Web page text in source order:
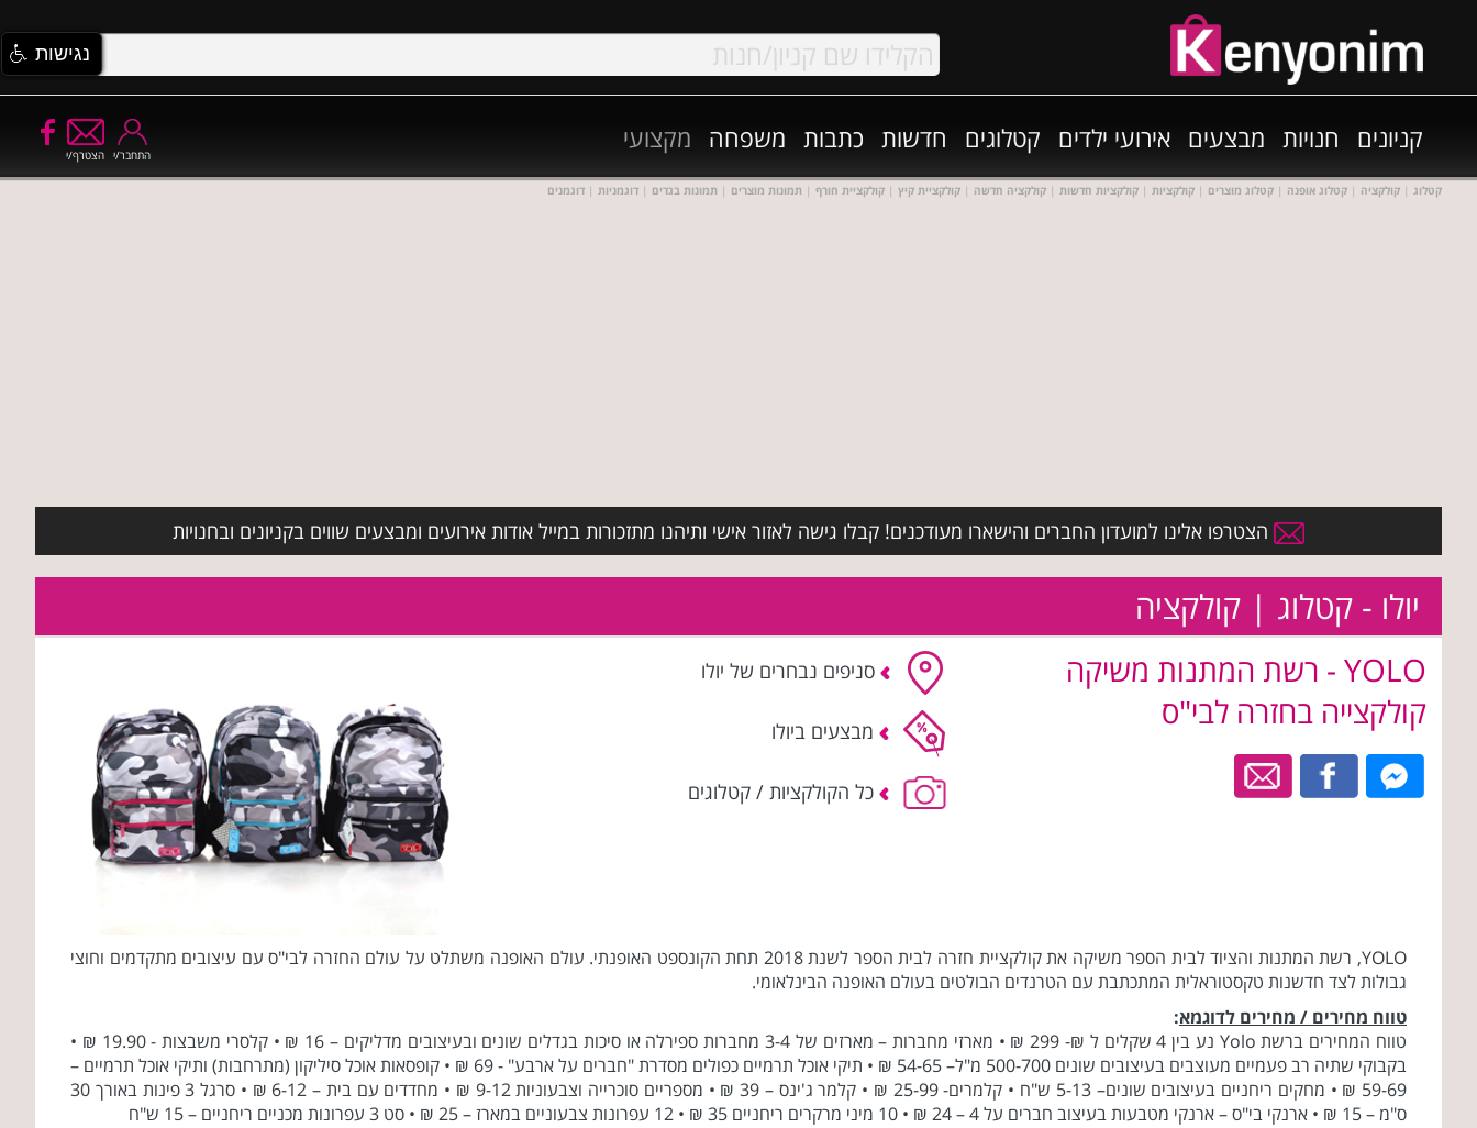
קניונים חנויות מבצעים אירועי ילדים קטלוגים חדשות כתבות משפחה מקצועי
הצטרף/י התחבר/י
קטלוג | קולקציה | קטלוג אופנה | קטלוג מוצרים | קולקציות | קולקציות חדשות | קולקציה חדשה | קולקציית קיץ | קולקציית חורף | תמונות מוצרים | תמונות בגדים | דוגמניות | דוגמנים
הצטרפו אלינו למועדון החברים והישארו מעודכנים! קבלו גישה לאזור אישי ותיהנו מתזכורות במייל אודות אירועים ומבצעים שווים בקניונים ובחנויות
יולו - קטלוג | קולקציה
YOLO - רשת המתנות משיקה
קולקצייה בחזרה לבי"ס
סניפים נבחרים של יולו
מבצעים ביולו
כל הקולקציות / קטלוגים
YOLO, רשת המתנות והציוד לבית הספר משיקה את קולקציית חזרה לבית הספר לשנת 2018 תחת הקונספט האופנתי. עולם האופנה משתלט על עולם החזרה לבי"ס עם עיצובים מתקדמים וחוצי
גבולות לצד חדשנות טקסטוראלית המתכתבת עם הטרנדים הבולטים בעולם האופנה הבינלאומי.
טווח מחירים / מחירים לדוגמא:
טווח המחירים ברשת Yolo נע בין 4 שקלים ל ₪- 299 ₪ • מארזי מחברות – מארזים של 3-4 מחברות ספירלה או סיכות בגדלים שונים ובעיצובים מדליקים – 16 ₪ • קלסרי משבצות - 19.90 ₪ •
בקבוקי שתיה רב פעמיים מעוצבים בעיצובים שונים 500-700 מ"ל– 54-65 ₪ • תיקי אוכל תרמיים כפולים מסדרת "חברים על ארבע" - 69 ₪ • קופסאות אוכל סיליקון (מתרחבות) ותיקי אוכל תרמיים –
59-69 ₪ • מחקים ריחניים בעיצובים שונים– 5-13 ש"ח • קלמרים- 25-99 ₪ • קלמר ג'ינס – 39 ₪ • מספריים סוכרייה וצבעוניות 9-12 ₪ • מחדדים עם בית – 6-12 ₪ • סרגל 3 פינות באורך 30
ס"מ – 15 ₪ • ארנקי בי"ס – ארנקי מטבעות בעיצוב חברים על 4 – 24 ₪ • 10 מיני מרקרים ריחניים 35 ₪ • 12 עפרונות צבעוניים במארז – 25 ₪ • סט 3 עפרונות מכניים ריחניים – 15 ש"ח
נגישות